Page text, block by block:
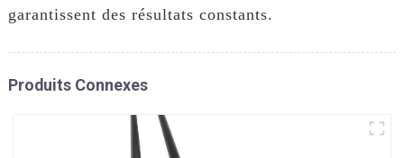
garantissent des résultats constants.
Produits Connexes